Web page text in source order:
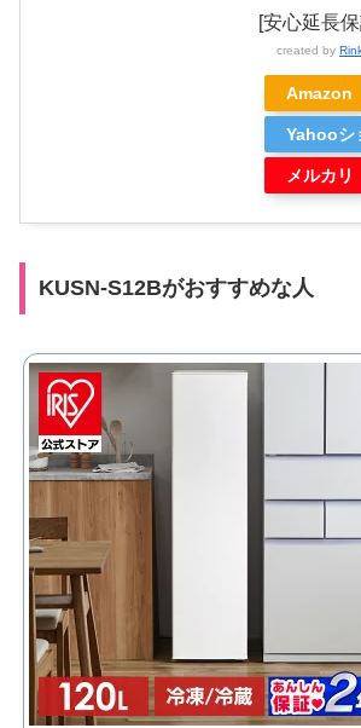
[安心延長
created by
Amazon
Yahooシ
メルカリ
KUSN-S12Bがおすすめな人